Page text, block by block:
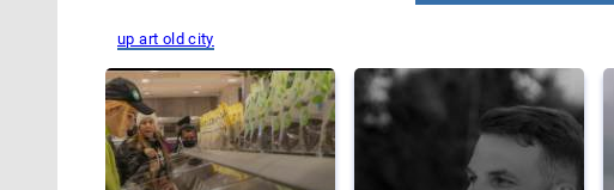
up art old city